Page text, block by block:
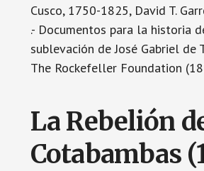
Cusco, 1750-1825, David T.
.- Documentos para la historia
sublevación de José Gabriel de
The Rockefeller Foundation
La Rebelión
Cotabambas